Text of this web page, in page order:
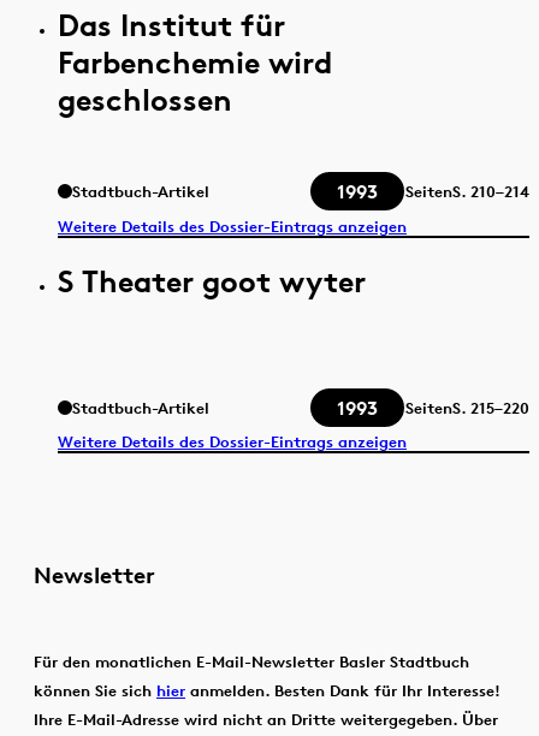
Das Institut für
Farbenchemie wird
geschlossen
Stadtbuch-Artikel 1993 SeitenS. 210–214
Weitere Details des Dossier-Eintrags anzeigen
S Theater goot wyter
Stadtbuch-Artikel 1993 SeitenS. 215–220
Weitere Details des Dossier-Eintrags anzeigen
Newsletter
Für den monatlichen E-Mail-Newsletter Basler Stadtbuch
können Sie sich hier anmelden. Besten Dank für Ihr Interesse!
Ihre E-Mail-Adresse wird nicht an Dritte weitergegeben. Über